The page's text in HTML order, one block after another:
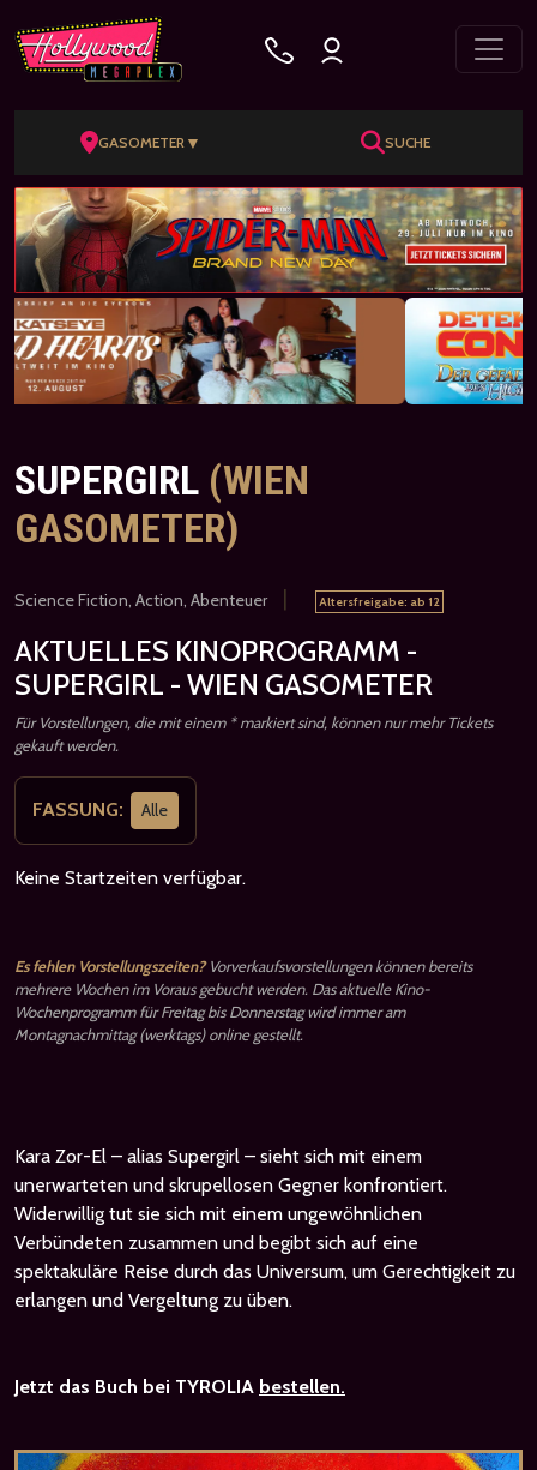
GASOMETER ▼ SUCHE
SUPERGIRL (WIEN
GASOMETER)
Science Fiction, Action, Abenteuer | Altersfreigabe: ab 12
AKTUELLES KINOPROGRAMM -
SUPERGIRL - WIEN GASOMETER
Für Vorstellungen, die mit einem * markiert sind, können nur mehr Tickets
gekauft werden.
FASSUNG: Alle
Keine Startzeiten verfügbar.
Es fehlen Vorstellungszeiten?Vorverkaufsvorstellungen können bereits
mehrere Wochen im Voraus gebucht werden. Das aktuelle Kino-
Wochenprogramm für Freitag bis Donnerstag wird immer am
Montagnachmittag (werktags) online gestellt.
Kara Zor-El – alias Supergirl – sieht sich mit einem
unerwarteten und skrupellosen Gegner konfrontiert.
Widerwillig tut sie sich mit einem ungewöhnlichen
Verbündeten zusammen und begibt sich auf eine
spektakuläre Reise durch das Universum, um Gerechtigkeit zu
erlangen und Vergeltung zu üben.
Jetzt das Buch bei TYROLIA bestellen.